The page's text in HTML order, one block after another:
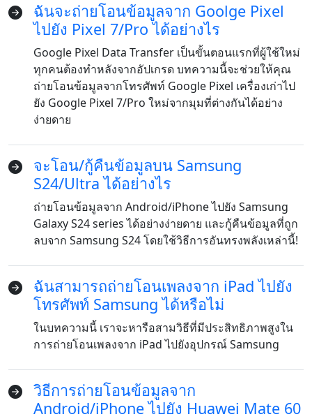
ฉันจะถ่ายโอนข้อมูลจาก Goolge Pixel
ไปยัง Pixel 7/Pro ได้อย่างไร
Google Pixel Data Transfer เป็นขั้นตอนแรกที่ผู้ใช้ใหม่
ทุกคนต้องทำหลังจากอัปเกรด บทความนี้จะช่วยให้คุณ
ถ่ายโอนข้อมูลจากโทรศัพท์ Google Pixel เครื่องเก่าไป
ยัง Google Pixel 7/Pro ใหม่จากมุมที่ต่างกันได้อย่าง
ง่ายดาย
จะโอน/กู้คืนข้อมูลบน Samsung
S24/Ultra ได้อย่างไร
ถ่ายโอนข้อมูลจาก Android/iPhone ไปยัง Samsung
Galaxy S24 series ได้อย่างง่ายดาย และกู้คืนข้อมูลที่ถูก
ลบจาก Samsung S24 โดยใช้วิธีการอันทรงพลังเหล่านี้!
ฉันสามารถถ่ายโอนเพลงจาก iPad ไปยัง
โทรศัพท์ Samsung ได้หรือไม่
ในบทความนี้ เราจะหารือสามวิธีที่มีประสิทธิภาพสูงใน
การถ่ายโอนเพลงจาก iPad ไปยังอุปกรณ์ Samsung
วิธีการถ่ายโอนข้อมูลจาก
Android/iPhone ไปยัง Huawei Mate 60